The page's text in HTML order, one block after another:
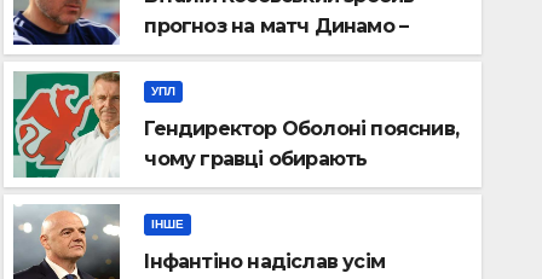
НАШІ ЗА КОРДОНОМ ТОП-ЧЕМПІОНАТИ
прогноз на матч Динамо –
Карабах
УПЛ
Гендиректор Оболоні пояснив,
чому гравці обирають
київський клуб
ІНШЕ
Інфантіно надіслав усім